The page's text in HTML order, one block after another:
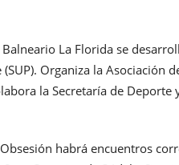
La Florida se
Organiza la Asociación
la Secretaría de
habrá encuentros